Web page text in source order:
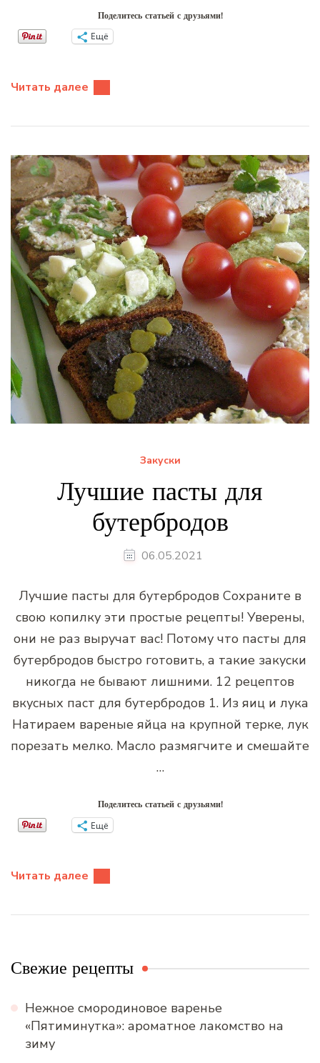
Поделитесь статьей с друзьями!
Ещё
Читать далее
Закуски
Лучшие пасты для
бутербродов
06.05.2021
Лучшие пасты для бутербродов Сохраните в
свою копилку эти простые рецепты! Уверены,
они не раз выручат вас! Потому что пасты для
бутербродов быстро готовить, а такие закуски
никогда не бывают лишними. 12 рецептов
вкусных паст для бутербродов 1. Из яиц и лука
Натираем вареные яйца на крупной терке, лук
порезать мелко. Масло размягчите и смешайте
…
Поделитесь статьей с друзьями!
Ещё
Читать далее
Свежие рецепты
Нежное смородиновое варенье
«Пятиминутка»: ароматное лакомство на
зиму